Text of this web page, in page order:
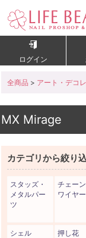
ログイン
全商品 > アート・デコ
MX Mirage
カテゴリから絞り
スタッズ・
メタルパー
ツ
チェーン
ワイヤー
シェル 押し花